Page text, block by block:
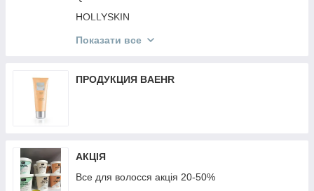
HOLLYSKIN
Mr.SCRUBBER
Victoria's Secret
Top Beauty
Показати все
ПРОДУКЦИЯ BAEHR
АКЦІЯ
Все для волосся акція 20-50%